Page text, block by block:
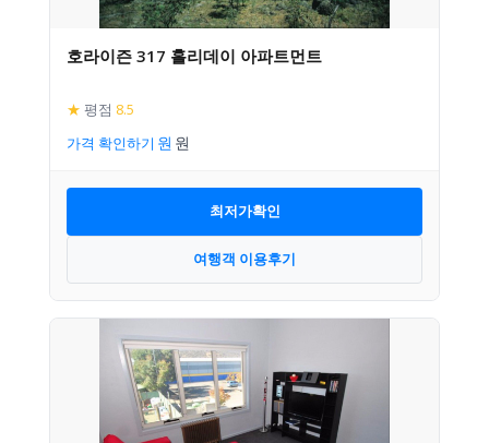
호라이즌 317 홀리데이 아파트먼트
★ 평점 8.5
가격 확인하기
최저가확인
여행객 이용후기